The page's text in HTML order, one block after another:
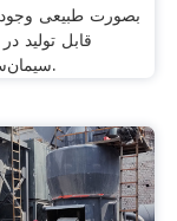
بصورت طبیعی وجود
قابل تولید
سیمان‌سازی هستند.